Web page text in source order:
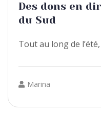
Des dons en
du Sud
Tout au long de
Marina